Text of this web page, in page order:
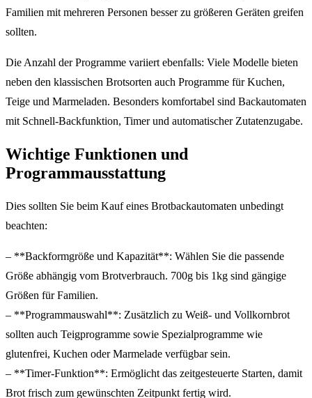
Familien mit mehreren Personen besser zu größeren Geräten greifen
sollten.
Die Anzahl der Programme variiert ebenfalls: Viele Modelle bieten
neben den klassischen Brotsorten auch Programme für Kuchen,
Teige und Marmeladen. Besonders komfortabel sind Backautomaten
mit Schnell-Backfunktion, Timer und automatischer Zutatenzugabe.
Wichtige Funktionen und
Programmausstattung
Dies sollten Sie beim Kauf eines Brotbackautomaten unbedingt
beachten:
– **Backformgröße und Kapazität**: Wählen Sie die passende
Größe abhängig vom Brotverbrauch. 700g bis 1kg sind gängige
Größen für Familien.
– **Programmauswahl**: Zusätzlich zu Weiß- und Vollkornbrot
sollten auch Teigprogramme sowie Spezialprogramme wie
glutenfrei, Kuchen oder Marmelade verfügbar sein.
– **Timer-Funktion**: Ermöglicht das zeitgesteuerte Starten, damit
Brot frisch zum gewünschten Zeitpunkt fertig wird.